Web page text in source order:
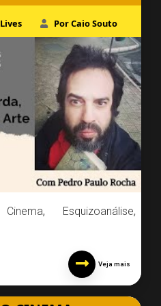
Lives Por Caio Souto
Cinema, Esquizoanálise,
Veja mais